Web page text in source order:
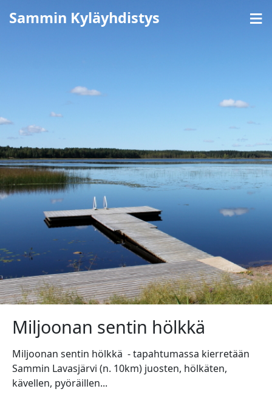
Sammin Kyläyhdistys ≡
Miljoonan sentin hölkkä
Miljoonan sentin hölkkä - tapahtumassa kierretään
Sammin Lavasjärvi (n. 10km) juosten, hölkäten,
kävellen, pyöräillen...